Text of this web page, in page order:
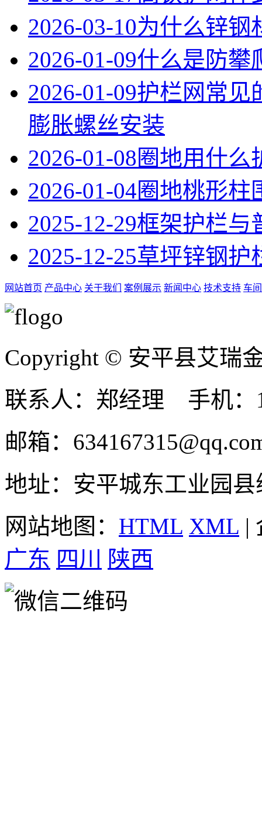
2026-03-10为什么锌钢
2026-01-09什么是防攀
2026-01-09护栏网常见
膨胀螺丝安装
2026-01-08圈地用什么
2026-01-04圈地桃形柱
2025-12-29框架护栏与
2025-12-25草坪锌钢护
网站首页 产品中心 关于我们 案例展示 新闻中心 技术支持 车
Copyright © 安平县艾瑞
联系人：郑经理 手机：
邮箱：
地址：安平城东工业园县
网站地图： HTML XML |
广东 四川 陕西